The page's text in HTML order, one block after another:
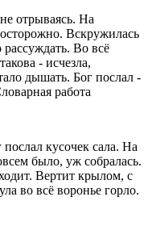
отрываясь. На
Вскружилась
рассуждать. Во всё
- исчезла,
дышать. Бог послал -
работа
кусочек сала. На
было, уж собралась.
Вертит крылом, с
во всё воронье горло.